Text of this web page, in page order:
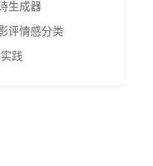
生成器
评情感分类
践